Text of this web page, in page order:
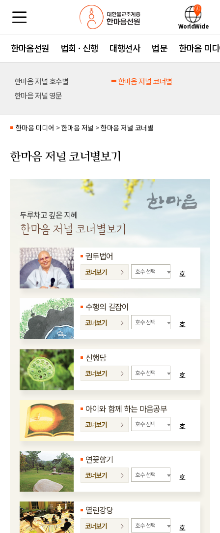
WorldWide
한마음선원 법회 · 신행 대행선사 법문 한마음 미
한마음 저널 호수별
한마음 저널 코너별
한마음 저널 영문
■ 한마음 미디어 >한마음 저널 >한마음 저널 코너별
한마음 저널 코너별보기
두루차고 깊은 지혜
한마음 저널 코너별보기
권두법어
코너보기 호수 선택 호
수행의 길잡이
코너보기 호수 선택 호
신행담
코너보기 호수 선택 호
아이와 함께 하는 마음공부
코너보기 호수 선택 호
연꽃향기
코너보기 호수 선택 호
열린강당
코너보기 호수 선택 호